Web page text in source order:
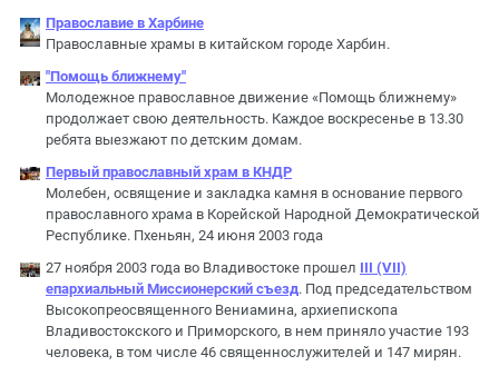
Православие в Харбине
Православные храмы в китайском городе Харбин.
"Помощь ближнему"
Молодежное православное движение «Помощь ближнему»
продолжает свою деятельность. Каждое воскресенье в 13.30
ребята выезжают по детским домам.
Первый православный храм в КНДР
Молебен, освящение и закладка камня в основание первого
православного храма в Корейской Народной Демократической
Республике. Пхеньян, 24 июня 2003 года
27 ноября 2003 года во Владивостоке прошел III (VII)
епархиальный Миссионерский съезд. Под председательством
Высокопреосвященного Вениамина, архиепископа
Владивостокского и Приморского, в нем приняло участие 193
человека, в том числе 46 священнослужителей и 147 мирян.